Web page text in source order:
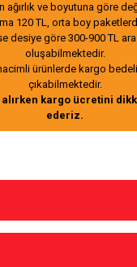
ağırlık ve boyutuna göre
120 TL, orta boy
desiye göre 300-900 TL
oluşabilmektedir.
ürünlerde kargo bedeli
çıkabilmektedir.
kargo ücretini
ederiz.